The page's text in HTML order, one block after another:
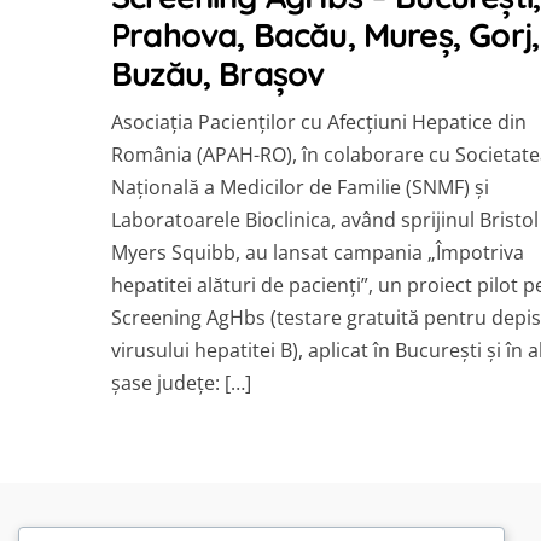
Prahova, Bacău, Mureş, Gorj,
Buzău, Braşov
Asociaţia Pacienţilor cu Afecţiuni Hepatice din
România (APAH-RO), în colaborare cu
Naţională a Medicilor de Familie (SNMF) şi
Laboratoarele Bioclinica, având sprijinul Bristol
Myers Squibb, au lansat campania „Împotriva
hepatitei alături de pacienţi”, un proiect pilot
Screening AgHbs (testare gratuită pentru
virusului hepatitei B), aplicat în Bucureşti şi în
şase judeţe: […]